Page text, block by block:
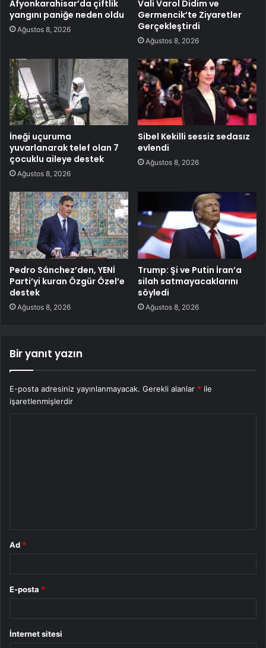
Afyonkarahisar’da çiftlik
yangını paniğe neden oldu
Ağustos 8, 2026
Vali Varol Didim ve
Germencik’te Ziyaretler
Gerçekleştirdi
Ağustos 8, 2026
İneği uçuruma
yuvarlanarak telef olan 7
çocuklu aileye destek
Ağustos 8, 2026
Sibel Kekilli sessiz sedasız
evlendi
Ağustos 8, 2026
Pedro Sánchez’den, YENİ
Parti’yi kuran Özgür Özel’e
destek
Ağustos 8, 2026
Trump: Şi ve Putin İran’a
silah satmayacaklarını
söyledi
Ağustos 8, 2026
Bir yanıt yazın
E-posta adresiniz yayınlanmayacak. Gerekli alanlar * ile
işaretlenmişlerdir
Ad *
E-posta *
İnternet sitesi